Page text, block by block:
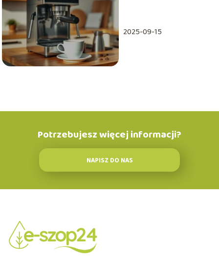
2025-09-15
Potrzebujesz więcej informacji?
NAPISZ DO NAS